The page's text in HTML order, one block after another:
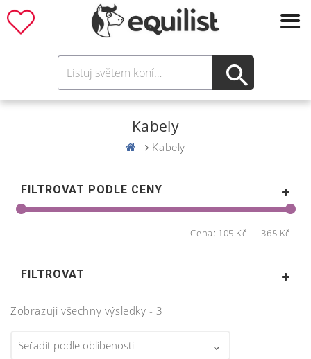
Kabely
Kabely
FILTROVAT PODLE CENY
Cena: 105 Kč — 365 Kč
FILTROVAT
Zobrazuji všechny výsledky - 3